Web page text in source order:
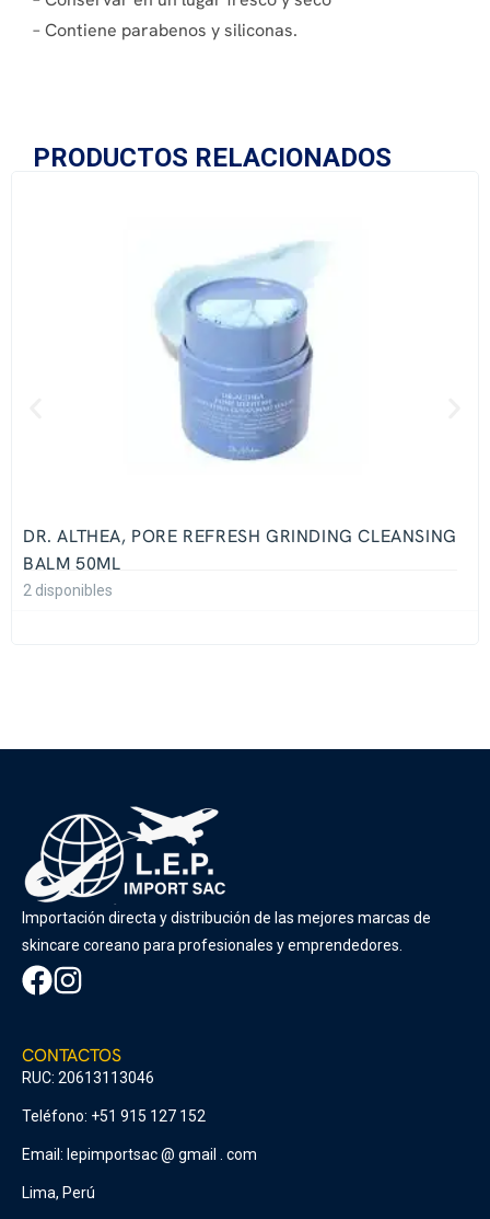
– Contiene parabenos y siliconas.
PRODUCTOS RELACIONADOS
DR. ALTHEA, PORE REFRESH GRINDING CLEANSING
BALM 50ML
2 disponibles
Importación directa y distribución de las mejores marcas de
skincare coreano para profesionales y emprendedores.
CONTACTOS
RUC: 20613113046
Teléfono: +51 915 127 152
Email: lepimportsac @ gmail . com
Lima, Perú